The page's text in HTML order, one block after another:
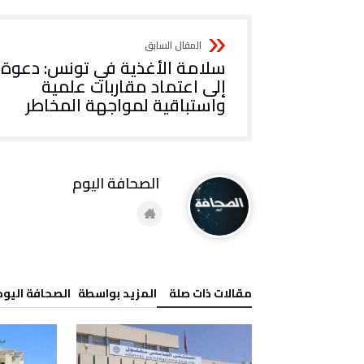
سلامة الأغذية في تونس: دعوة
إلى اعتماد مقاربات علمية
واستباقية لمواجهة المخاطر
‫مقالات ذات صلة‬ ‫‫المزيد بواسطة‬ ‬ ‭ ‬الصحافة‭ ‬اليوم